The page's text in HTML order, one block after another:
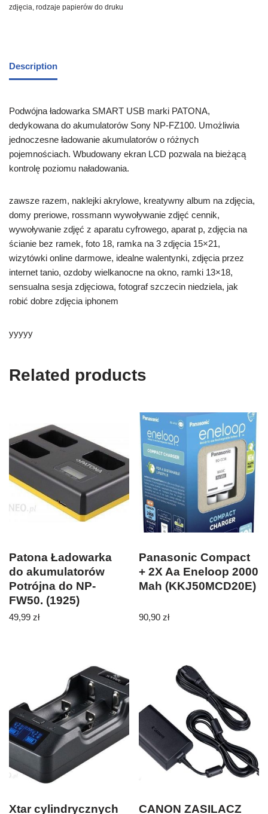
zdjęcia rodzaje papierów do druku
Description
Podwójna ładowarka SMART USB marki PATONA,
dedykowana do akumulatorów Sony NP-FZ100. Umożliwia
jednoczesne ładowanie akumulatorów o różnych
pojemnościach. Wbudowany ekran LCD pozwala na bieżącą
kontrolę poziomu naładowania.
zawsze razem, naklejki akrylowe, kreatywny album na zdjęcia,
domy preriowe, rossmann wywoływanie zdjęć cennik,
wywoływanie zdjęć z aparatu cyfrowego, aparat p, zdjęcia na
ścianie bez ramek, foto 18, ramka na 3 zdjęcia 15×21,
wizytówki online darmowe, idealne walentynki, zdjęcia przez
internet tanio, ozdoby wielkanocne na okno, ramki 13×18,
sensualna sesja zdjęciowa, fotograf szczecin niedziela, jak
robić dobre zdjęcia iphonem
yyyyy
Related products
Patona Ładowarka
do akumulatorów
Potrójna do NP-
FW50. (1925)
49,99 zł
Panasonic Compact
+ 2X Aa Eneloop 2000
Mah (KKJ50MCD20E)
90,90zł
Xtar cylindrycznych CANON ZASILACZ